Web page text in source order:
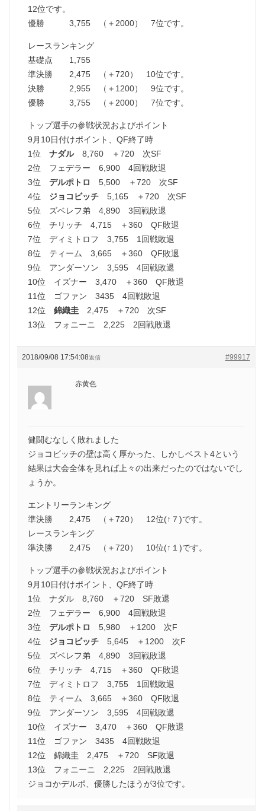
12位です。
優勝 3,755 （＋2000） 7位です。
レースランキング
基礎点 1,755
準決勝 2,475 （＋720） 10位です。
決勝 2,955 （＋1200） 9位です。
優勝 3,755 （＋2000） 7位です。
トップ選手の参戦状況およびポイント
9月10日付けポイント、QF終了時
1位ナダル8,760 ＋720 次SF
2位 フェデラー 6,900 4回戦敗退
3位デルポトロ
5,500 ＋720 次SF
4位 ジョコビッチ 5,165 ＋720 次SF
5位 ズベレフ弟 4,890 3回戦敗退
6位 チリッチ 4,715 ＋360 QF敗退
7位 ディミトロフ 3,755 1回戦敗退
8位 ティーム 3,665 ＋360 QF敗退
9位 アンダーソン 3,595 4回戦敗退
10位 イズナー 3,470 ＋360 QF敗退
11位 ゴファン 3435 4回戦敗退
12位錦織圭 2,475 ＋720 次SF
13位 フォニーニ 2,225 2回戦敗退
2018/09/08 17:54:08 #99917
返信
赤黄色
健闘むなしく敗れました
ジョコビッチの壁は高く厚かった、しかしベスト4という
結果は大会全体を見れば上々の出来だったのではないでし
ょうか。
エントリーランキング
準決勝 2,475 （＋720） 12位(↑７)です。
レースランキング
準決勝 2,475 （＋720） 10位(↑１)です。
トップ選手の参戦状況およびポイント
9月10日付けポイント、QF終了時
1位 ナダル 8,760 ＋720 SF敗退
2位 フェデラー 6,900 4回戦敗退
3位デルポトロ
5,980 ＋1200 次F
4位 ジョコビッチ 5,645 ＋1200 次F
5位 ズベレフ弟 4,890 3回戦敗退
6位 チリッチ 4,715 ＋360 QF敗退
7位 ディミトロフ 3,755 1回戦敗退
8位 ティーム 3,665 ＋360 QF敗退
9位 アンダーソン 3,595 4回戦敗退
10位 イズナー 3,470 ＋360 QF敗退
11位 ゴファン 3435 4回戦敗退
12位 錦織圭 2,475 ＋720 SF敗退
13位 フォニーニ 2,225 2回戦敗退
ジョコかデルポ、優勝したほうが3位です。